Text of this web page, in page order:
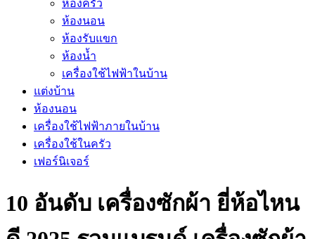
ห้องครัว
ห้องนอน
ห้องรับแขก
ห้องน้ำ
เครื่องใช้ไฟฟ้าในบ้าน
แต่งบ้าน
ห้องนอน
เครื่องใช้ไฟฟ้าภายในบ้าน
เครื่องใช้ในครัว
เฟอร์นิเจอร์
10 อันดับ เครื่องซักผ้า ยี่ห้อไหน